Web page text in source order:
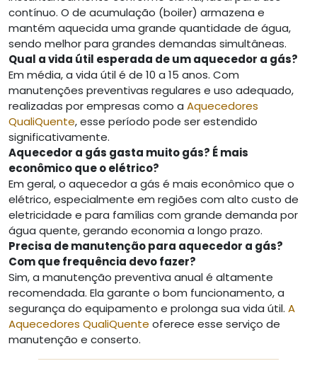
contínuo. O de acumulação (boiler) armazena e
mantém aquecida uma grande quantidade de água,
sendo melhor para grandes demandas simultâneas.
Qual a vida útil esperada de um aquecedor a gás?
Em média, a vida útil é de 10 a 15 anos. Com
manutenções preventivas regulares e uso adequado,
realizadas por empresas como a Aquecedores
QualiQuente, esse período pode ser estendido
significativamente.
Aquecedor a gás gasta muito gás? É mais
econômico que o elétrico?
Em geral, o aquecedor a gás é mais econômico que o
elétrico, especialmente em regiões com alto custo de
eletricidade e para famílias com grande demanda por
água quente, gerando economia a longo prazo.
Precisa de manutenção para aquecedor a gás?
Com que frequência devo fazer?
Sim, a manutenção preventiva anual é altamente
recomendada. Ela garante o bom funcionamento, a
segurança do equipamento e prolonga sua vida útil. A
Aquecedores QualiQuente oferece esse serviço de
manutenção e conserto.